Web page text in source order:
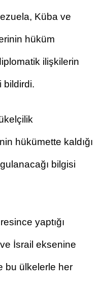
Küba ve
hüküm
ilişkilerin
bildirdi.
hükümette kaldığı
bilgisi
yaptığı
İsrail eksenine
bu ülkelerle her